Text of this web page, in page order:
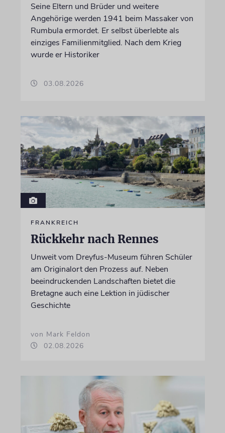
Seine Eltern und Brüder und weitere
Angehörige werden 1941 beim Massaker von
Rumbula ermordet. Er selbst überlebte als
einziges Familienmitglied. Nach dem Krieg
wurde er Historiker
03.08.2026
FRANKREICH
Rückkehr nach Rennes
Unweit vom Dreyfus-Museum führen Schüler
am Originalort den Prozess auf. Neben
beeindruckenden Landschaften bietet die
Bretagne auch eine Lektion in jüdischer
Geschichte
von Mark Feldon
02.08.2026